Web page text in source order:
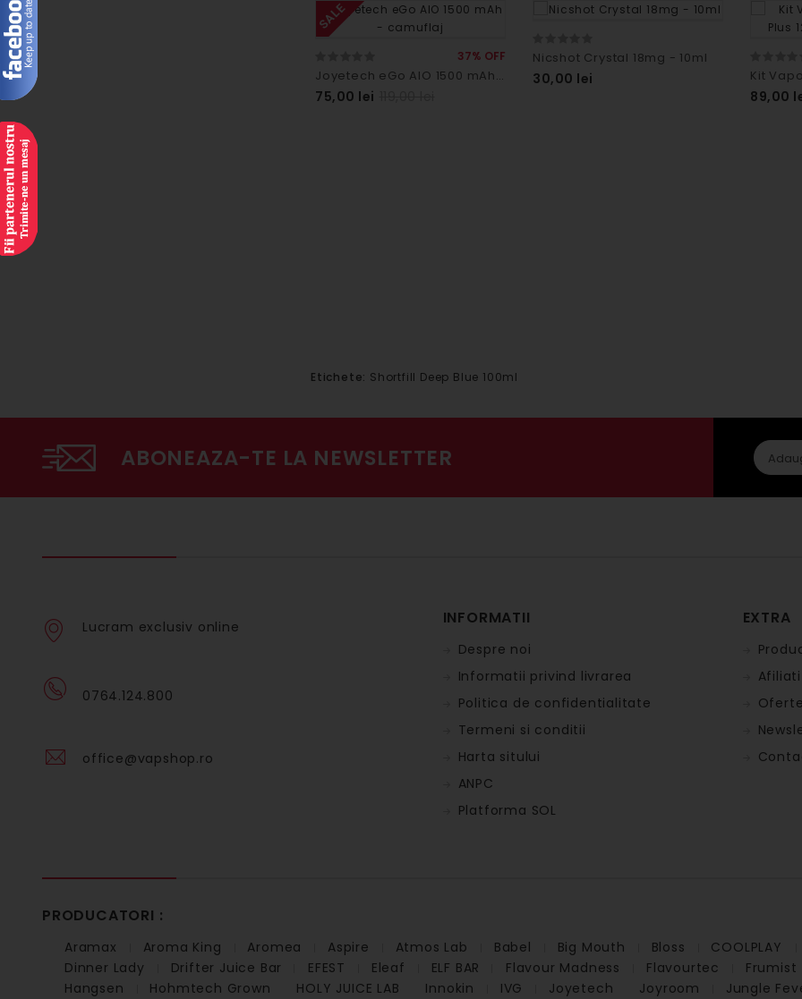
SALE
37% OFF
Joyetech eGo AIO 1500 mAh - camuflaj
75,00 lei
Nicshot Crystal 18mg - 10ml
30,00 lei
89,00
Etichete: Shortfill Deep Blue 100ml
ABONEAZA-TE LA NEWSLETTER
Lucram exclusiv online
0764.124.800
office@vapshop.ro
INFORMATII
Despre noi
Informatii privind livrarea
Politica de confidentialitate
Termeni si conditii
Harta sitului
ANPC
Platforma SOL
EXTRA
Afiliati
PRODUCATORI :
Aramax Aroma King Aromea Aspire Atmos Lab Babel Big Mouth Bloss COOLPLAY
Dinner Lady
Drifter Juice Bar EFEST Eleaf ELF BAR Flavour Madness Flavourtec Frumist
Hangsen
Hohmtech Grown HOLY JUICE LAB Innokin IVG Joyetech Joyroom Jungle